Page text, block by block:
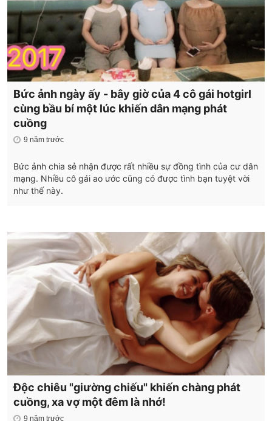
Bức ảnh ngày ấy - bây giờ của 4 cô gái hotgirl
cùng bầu bí một lúc khiến dân mạng phát
cuồng
9 năm trước
Bức ảnh chia sẻ nhận được rất nhiều sự đồng tình của cư dân
mạng. Nhiều cô gái ao ước cũng có được tình bạn tuyệt vời
như thế này.
Độc chiêu "giường chiếu" khiến chàng phát
cuồng, xa vợ một đêm là nhớ!
9 năm trước